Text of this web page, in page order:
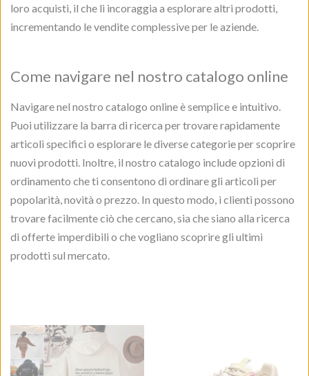
loro acquisti, il che li incoraggia a esplorare altri prodotti,
incrementando le vendite complessive per le aziende.
Come navigare nel nostro catalogo online
Navigare nel nostro catalogo online è semplice e intuitivo.
Puoi utilizzare la barra di ricerca per trovare rapidamente
articoli specifici o esplorare le diverse categorie per scoprire
nuovi prodotti. Inoltre, il nostro catalogo include opzioni di
ordinamento che ti consentono di ordinare gli articoli per
popolarità, novità o prezzo. In questo modo, i clienti possono
trovare facilmente ciò che cercano, sia che siano alla ricerca
di offerte imperdibili o che vogliano scoprire gli ultimi
prodotti sul mercato.